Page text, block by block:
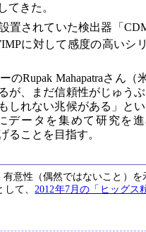
てきた。
置されていた検出器「
に対して感度の高いシ
のRupak Mahapatraさん
が、まだ信頼性がじゅう
しれない兆候がある」と
データを集めて研究を
ることを目指す。
意性（偶然ではないこと）を
して、2012年7月の「ヒッグス